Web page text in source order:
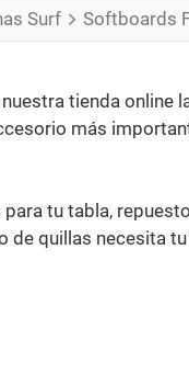
Surf Softboards
tienda
más
tu tabla,
de quillas necesita